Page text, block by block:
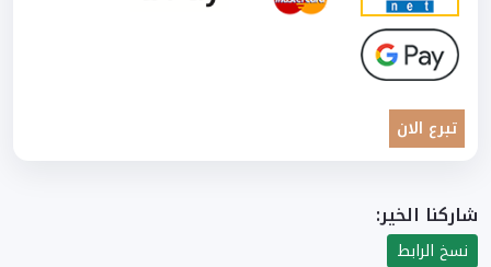
تبرع الان
شاركنا الخير:
نسخ الرابط